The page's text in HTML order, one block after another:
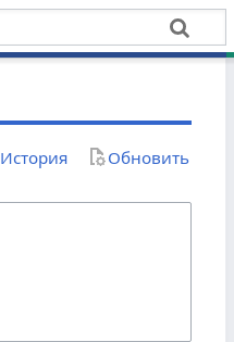
История Обновить